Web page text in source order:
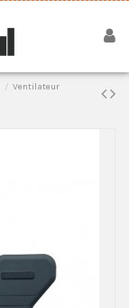
Ventilateur